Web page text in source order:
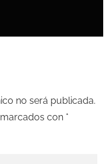
no será publicada.
con *